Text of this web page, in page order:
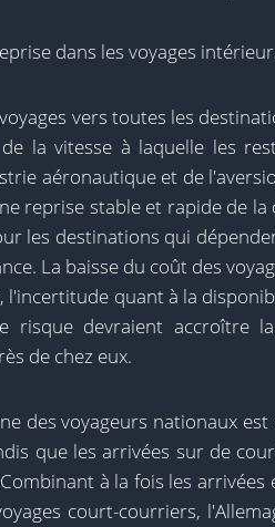
dans les voyages
vers toutes les
la vitesse à laquelle les
aéronautique et de
reprise stable et rapide de
les destinations qui
La baisse du coût des
l'incertitude quant à la
risque devraient accroître
de chez eux.
des voyageurs nationaux
que les arrivées sur de
à la fois les
court-courriers,